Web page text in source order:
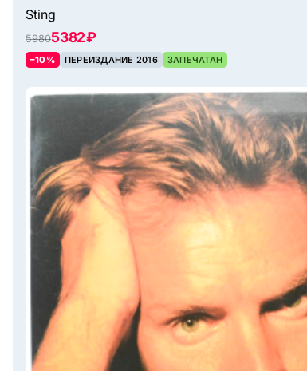
Sting
59805382 ₽
–10% ПЕРЕИЗДАНИЕ 2016 ЗАПЕЧАТАН